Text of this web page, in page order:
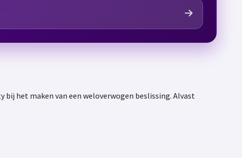
bij het maken van een weloverwogen beslissing. Alvast